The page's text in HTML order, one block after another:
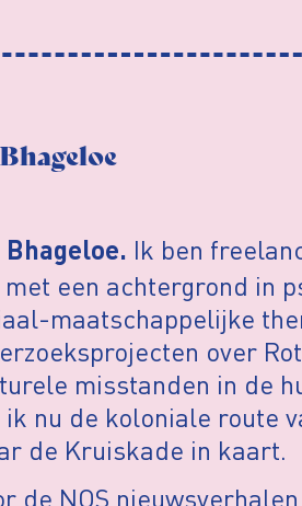
Ik ben
een achtergrond in
maatschappelijke
over
misstanden in de
nu de koloniale route
de Kruiskade in kaart.
de NOS